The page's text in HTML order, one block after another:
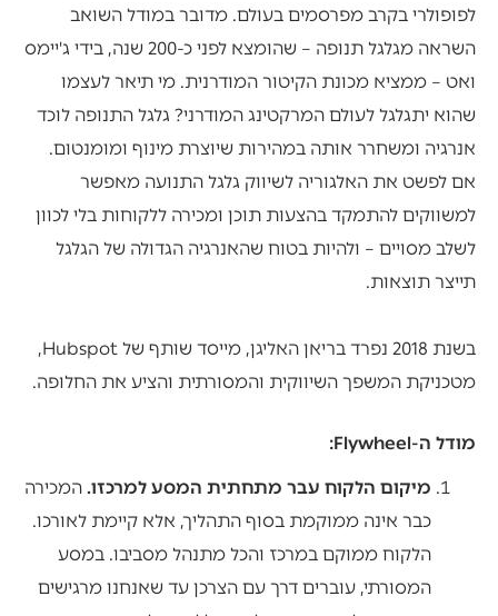
לפופולרי בקרב מפרסמים בעולם. מדובר במודל השואב
השראה מגלגל תנופה – שהומצא לפני כ-200 שנה, בידי ג'יימס
ואט – ממציא מכונת הקיטור המודרנית. מי תיאר לעצמו
שהוא יתגלגל לעולם המרקטינג המודרני? גלגל התנופה לוכד
אנרגיה ומשחרר אותה במהירות שיוצרת מינוף ומומנטום.
אם לפשט את האלגוריה לשיווק גלגל התנועה מאפשר
למשווקים להתמקד בהצעות תוכן ומכירה ללקוחות בלי לכוון
לשלב מסויים – ולהיות בטוח שהאנרגיה הגדולה של הגלגל
תייצר תוצאות.
בשנת 2018 נפרד בריאן האליגן, מייסד שותף של Hubspot,
מטכניקת המשפך השיווקית והמסורתית והציע את החלופה.
מודל ה-Flywheel:
מיקום הלקוח עבר מתחתית המסע למרכזו. המכירה
כבר אינה ממוקמת בסוף התהליך, אלא קיימת לאורכו.
הלקוח ממוקם במרכז והכל מתנהל מסביבו. במסע
המסורתי, עוברים דרך עם הצרכן עד שאנחנו מרגישים